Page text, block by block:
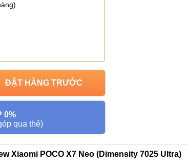
ĐẶT HÀNG TRƯỚC
0%
qua thẻ)
Xiaomi POCO X7 Neo (Dimensity 7025 Ultra)